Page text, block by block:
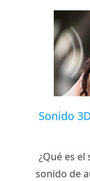
Sonido
¿Qué es
sonido de